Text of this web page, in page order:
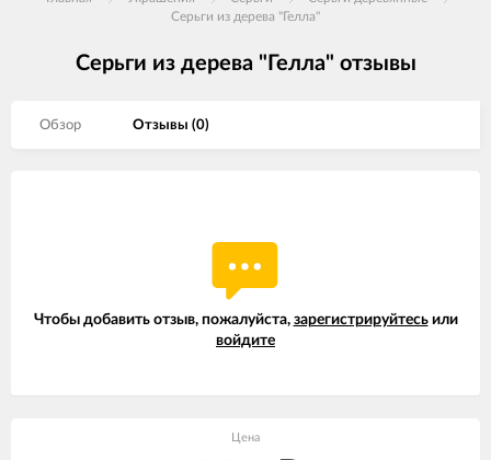
Серьги из дерева "Гелла"
Серьги из дерева "Гелла" отзывы
Обзор Отзывы (0)
Чтобы добавить отзыв, пожалуйста, зарегистрируйтесьили
войдите
Цена